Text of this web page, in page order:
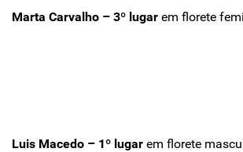
Marta Carvalho – 3º lugar em florete
Luis Macedo – 1º lugar em florete